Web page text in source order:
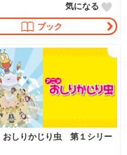
ブック
気になる
おしりかじり虫 第１シリー